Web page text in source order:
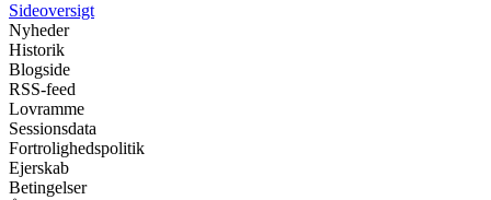
Sideoversigt
Nyheder
Historik
Blogside
RSS-feed
Lovramme
Sessionsdata
Fortrolighedspolitik
Ejerskab
Betingelser